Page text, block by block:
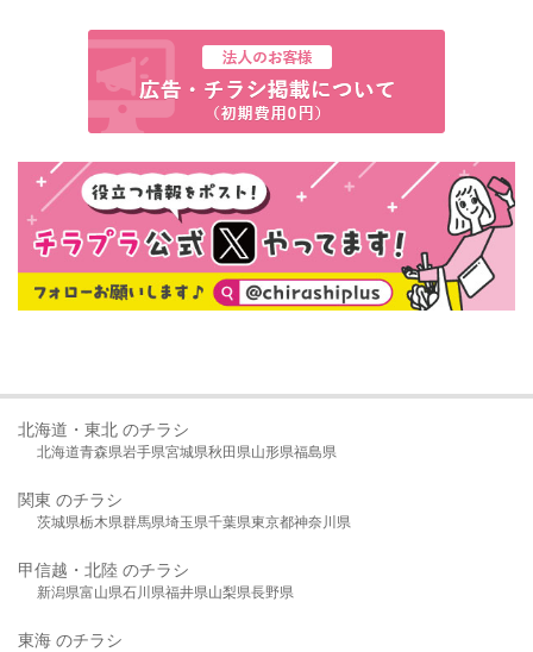
北海道・東北 のチラシ
北海道青森県岩手県宮城県秋田県山形県福島県
関東 のチラシ
茨城県栃木県群馬県埼玉県千葉県東京都神奈川県
甲信越・北陸 のチラシ
新潟県富山県石川県福井県山梨県長野県
東海 のチラシ